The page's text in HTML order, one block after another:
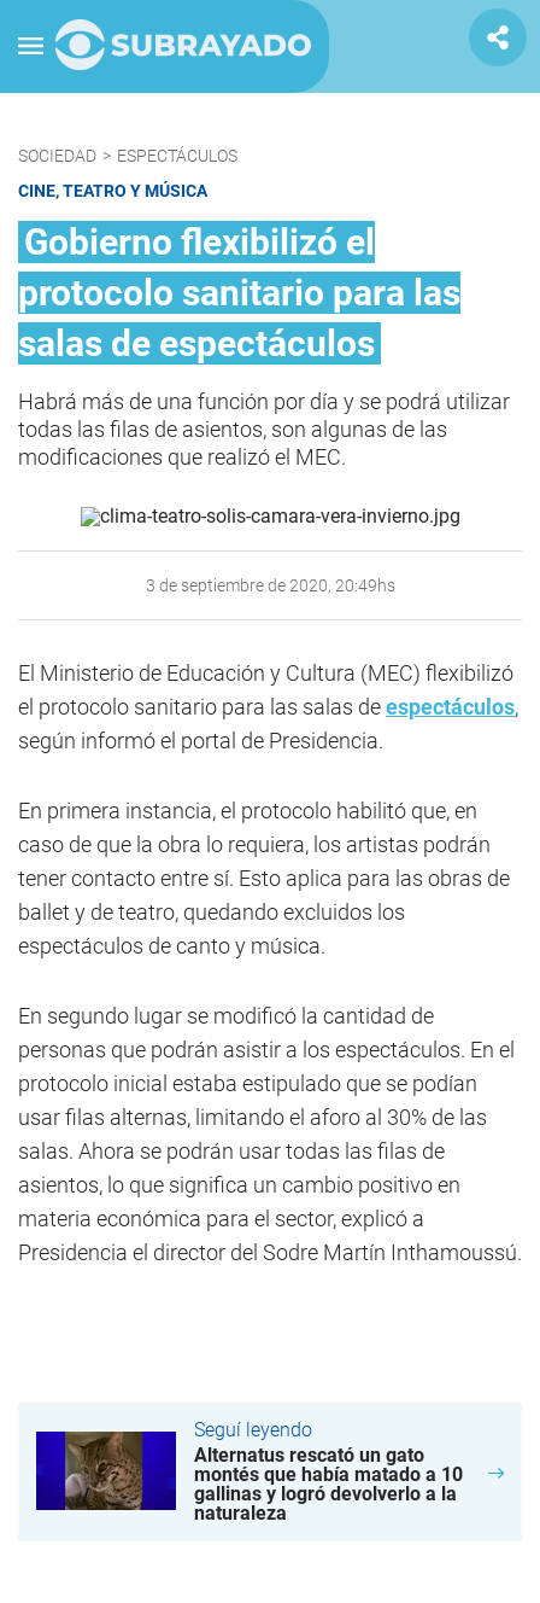
SOCIEDAD > ESPECTÁCULOS
CINE, TEATRO Y MÚSICA
Gobierno flexibilizó el
protocolo sanitario para las
salas de espectáculos
Habrá más de una función por día y se podrá utilizar
todas las filas de asientos, son algunas de las
modificaciones que realizó el MEC.
3 de septiembre de 2020, 20:49hs
El Ministerio de Educación y Cultura (MEC) flexibilizó
el protocolo sanitario para las salas deespectáculos,
según informó el portal de Presidencia.
En primera instancia, el protocolo habilitó que, en
caso de que la obra lo requiera, los artistas podrán
tener contacto entre sí. Esto aplica para las obras de
ballet y de teatro, quedando excluidos los
espectáculos de canto y música.
En segundo lugar se modificó la cantidad de
personas que podrán asistir a los espectáculos. En el
protocolo inicial estaba estipulado que se podían
usar filas alternas, limitando el aforo al 30% de las
salas. Ahora se podrán usar todas las filas de
asientos, lo que significa un cambio positivo en
materia económica para el sector, explicó a
Presidencia el director del Sodre Martín Inthamoussú.
Seguí leyendo
Alternatus rescató un gato
montés que había matado a 10
gallinas y logró devolverlo a la
naturaleza